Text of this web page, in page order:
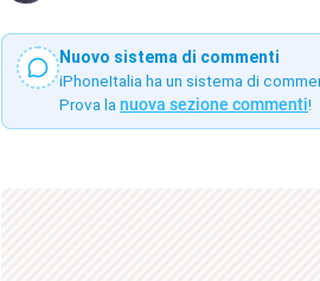
Nuovo sistema di commenti
iPhoneItalia ha un sistema di
Prova la nuova sezione commenti!